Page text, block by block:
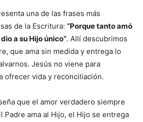
una de las frases más
de la Escritura: “Porque tanto amó
a su Hijo único”. Allí descubrimos
que ama sin medida y entrega lo
Jesús no viene para
ofrecer vida y reconciliación.
que el amor verdadero siempre
Padre ama al Hijo, el Hijo se entrega